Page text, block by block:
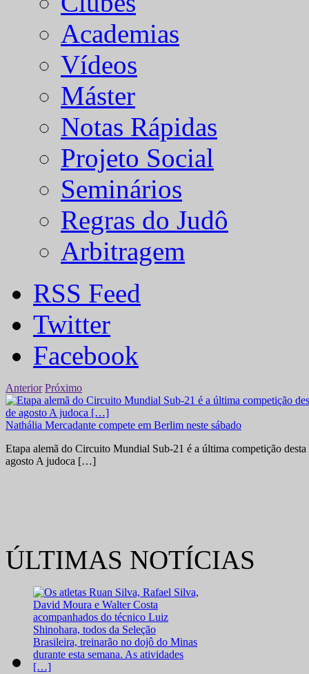
Academias
Vídeos
Máster
Notas Rápidas
Projeto Social
Seminários
Regras do Judô
Arbitragem
RSS Feed
Twitter
Facebook
Anterior Próximo
Nathália Mercadante compete em Berlim neste sábado
Etapa alemã do Circuito Mundial Sub-21 é a última competição
agosto A judoca […]
ÚLTIMAS NOTÍCIAS